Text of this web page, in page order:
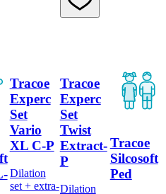
pressure
cuff and
Tracoe
Experc
Set
Vario
XL C-P
Dilation
set + extra-
Tracoe
Experc
Set
Twist
Extract-
P
Dilation
Tracoe
Silcosoft
Ped